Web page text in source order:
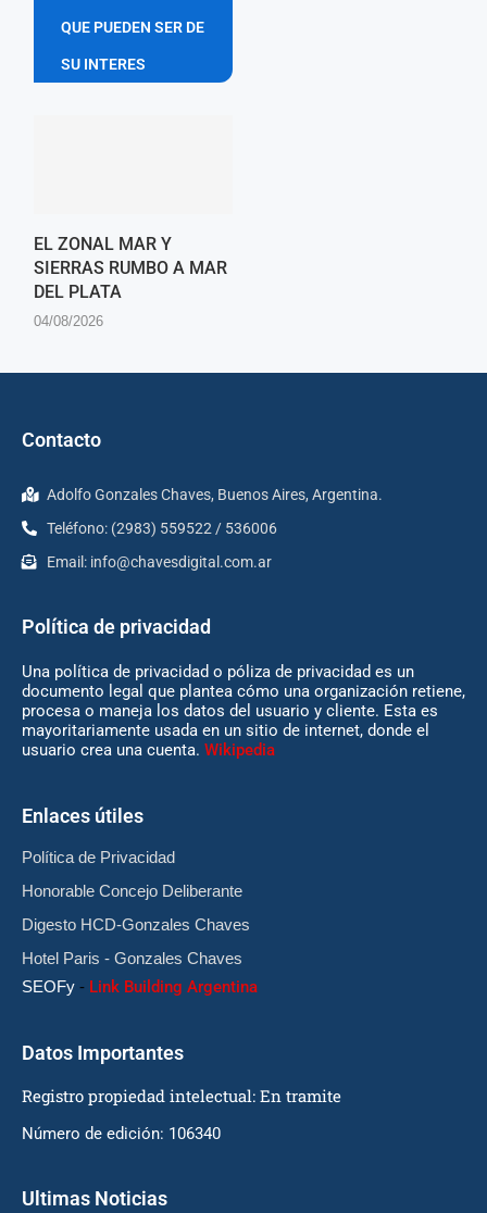
QUE PUEDEN SER DE
SU INTERES
EL ZONAL MAR Y
SIERRAS RUMBO A MAR
DEL PLATA
04/08/2026
Contacto
Adolfo Gonzales Chaves, Buenos Aires, Argentina.
Teléfono: (2983) 559522 / 536006
Email: info@chavesdigital.com.ar
Política de privacidad
Una política de privacidad o póliza de privacidad es un
documento legal que plantea cómo una organización retiene,
procesa o maneja los datos del usuario y cliente. Esta es
mayoritariamente usada en un sitio de internet, donde el
usuario crea una cuenta. Wikipedia
Enlaces útiles
Política de Privacidad
Honorable Concejo Deliberante
Digesto HCD-Gonzales Chaves
Hotel Paris - Gonzales Chaves
SEOFy - Link Building Argentina
Datos Importantes
Registro propiedad intelectual: En tramite
Número de edición: 106340
Ultimas Noticias